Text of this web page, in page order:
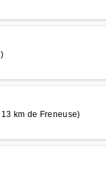
km de Freneuse)